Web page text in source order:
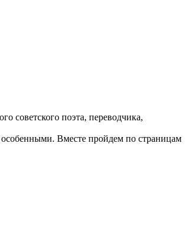
советского поэта, переводчика,
Вместе пройдем по страницам